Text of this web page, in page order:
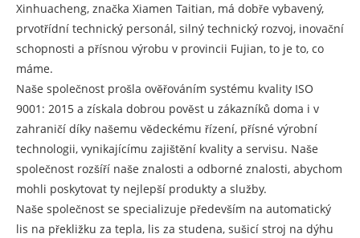
Xinhuacheng, značka Xiamen Taitian, má dobře vybavený,
prvotřídní technický personál, silný technický rozvoj, inovační
schopnosti a přísnou výrobu v provincii Fujian, to je to, co
máme.
Naše společnost prošla ověřováním systému kvality ISO
9001: 2015 a získala dobrou pověst u zákazníků doma i v
zahraničí díky našemu vědeckému řízení, přísné výrobní
technologii, vynikajícímu zajištění kvality a servisu. Naše
společnost rozšíří naše znalosti a odborné znalosti, abychom
mohli poskytovat ty nejlepší produkty a služby.
Naše společnost se specializuje především na automatický
lis na překližku za tepla, lis za studena, sušicí stroj na dýhu